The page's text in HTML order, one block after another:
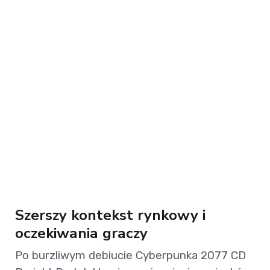
Szerszy kontekst rynkowy i
oczekiwania graczy
Po burzliwym debiucie Cyberpunka 2077 CD